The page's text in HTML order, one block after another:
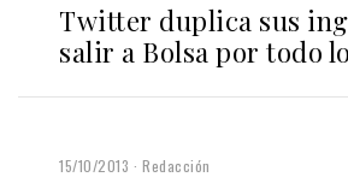
Twitter duplica sus
salir a Bolsa por todo
15/10/2013 Redacción